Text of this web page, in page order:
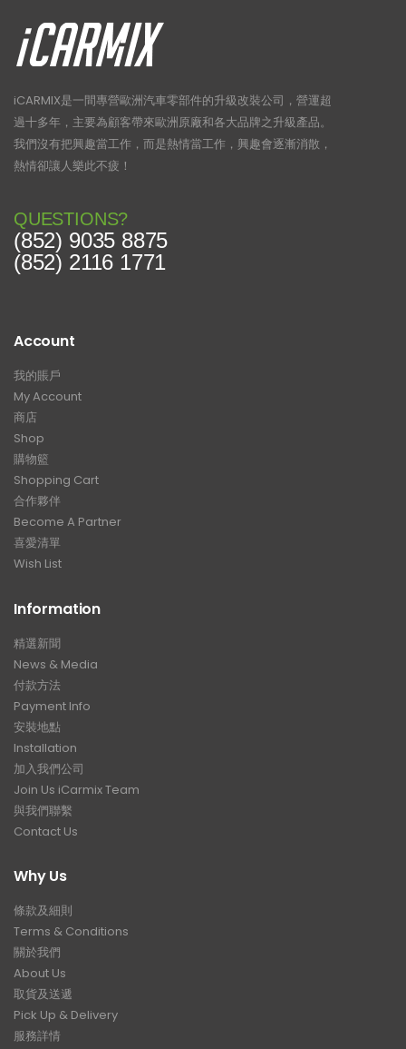
【釋放沉睡的猛獸?! Huracan
【LARTE-Design: 打造出終極版
iCARMIX是一間專營歐洲汽車零部件的升級改裝公司，營運超
過十多年，主要為顧客帶來歐洲原廠和各大品牌之升級產品。
我們沒有把興趣當工作，而是熱情當工作，興趣會逐漸消散，
熱情卻讓人樂此不疲！
QUESTIONS?
(852) 9035 8875
(852) 2116 1771
Account
我的賬戶
My Account
商店
Shop
購物籃
Shopping Cart
合作夥伴
Become A Partner
喜愛清單
Wish List
Information
精選新聞
News & Media
付款方法
Payment Info
安裝地點
Installation
加入我們公司
Join Us iCarmix Team
與我們聯繫
Contact Us
Why Us
條款及細則
Terms & Conditions
關於我們
About Us
取貨及送遞
Pick Up & Delivery
服務詳情